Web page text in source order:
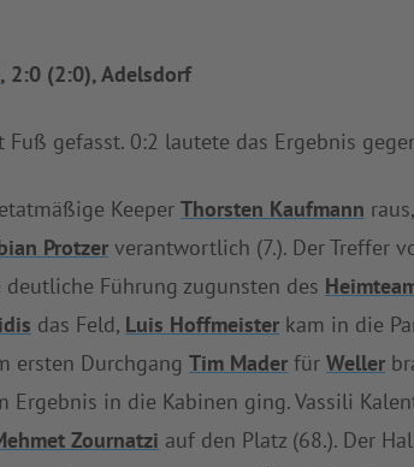
, 2:0 (2:0), Adelsdorf
gefasst. 0:2 lautete das Ergebnis
KeeperThorsten Kaufmann
Protzer verantwortlich (7.). Der Treffer
Führung zugunsten des
das Feld, Luis Hoffmeister kam in die
ersten DurchgangTim Mader fürWeller
in die Kabinen ging. Vassili
Zournatzi auf den Platz (68.). Der